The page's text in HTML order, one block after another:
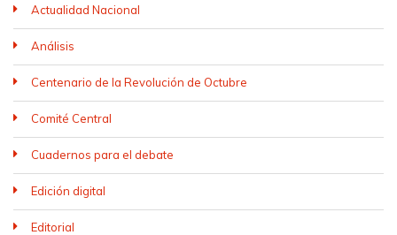
Actualidad Nacional
Análisis
Centenario de la Revolución de Octubre
Comité Central
Cuadernos para el debate
Edición digital
Editorial